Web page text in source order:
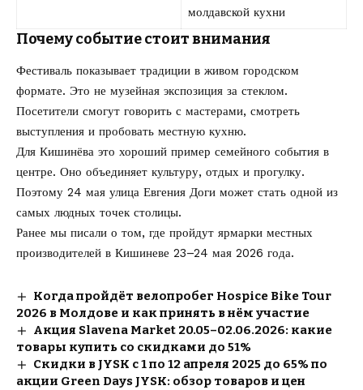
молдавской кухни
Почему событие стоит внимания
Фестиваль показывает традиции в живом городском
формате. Это не музейная экспозиция за стеклом.
Посетители смогут говорить с мастерами, смотреть
выступления и пробовать местную кухню.
Для Кишинёва это хороший пример семейного события в
центре. Оно объединяет культуру, отдых и прогулку.
Поэтому 24 мая улица Евгения Доги может стать одной из
самых людных точек столицы.
Ранее мы писали о том, где пройдут ярмарки местных
производителей в Кишиневе 23–24 мая 2026 года.
Когда пройдёт велопробег Hospice Bike Tour
2026 в Молдове и как принять в нём участие
Акция Slavena Market 20.05–02.06.2026: какие
товары купить со скидками до 51%
Скидки в JYSK с 1 по 12 апреля 2025 до 65% по
акции Green Days JYSK: обзор товаров и цен